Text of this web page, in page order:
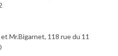
Mr.Bigarnet, 118 rue du 11